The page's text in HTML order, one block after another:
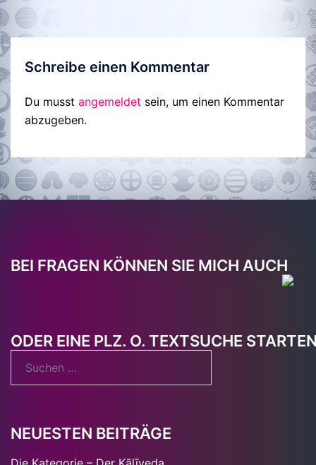
Schreibe einen Kommentar
Du musst angemeldet sein, um einen Kommentar
abzugeben.
BEI FRAGEN KÖNNEN SIE MICH AUCH
ODER EINE PLZ. O. TEXTSUCHE
nach:
NEUESTEN BEITRÄGE